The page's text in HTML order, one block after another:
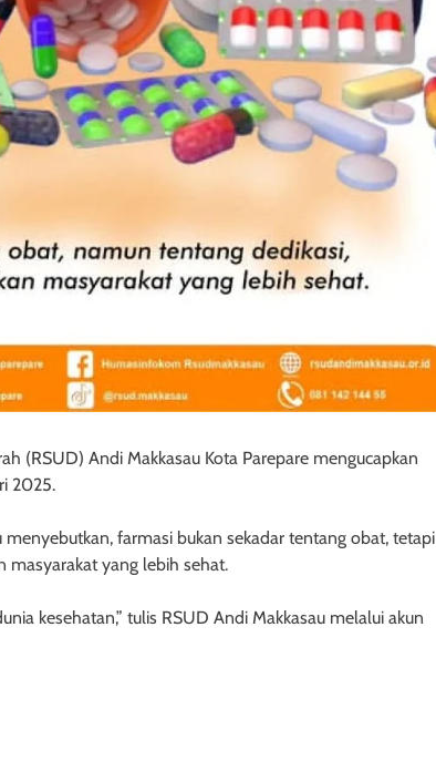
(RSUD) Andi Makkasau Kota Parepare mengucapkan
2025.
farmasi bukan sekadar tentang obat, tetapi
masyarakat yang lebih sehat.
kesehatan,” tulis RSUD Andi Makkasau melalui akun